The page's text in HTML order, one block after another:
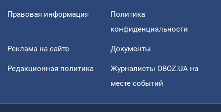
Правовая информация
Политика
конфиденциальности
Реклама на сайте Документы
Редакционная политика
Журналисты OBOZ.UA на
месте событий